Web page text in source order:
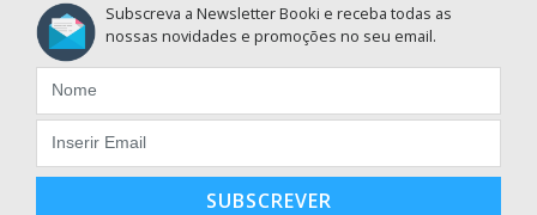
Subscreva a Newsletter Booki e receba todas as
nossas novidades e promoções no seu email.
SUBSCREVER